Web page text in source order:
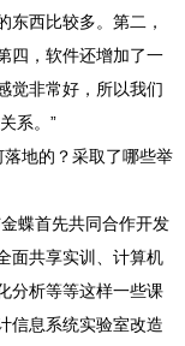
东西比较多。第二，
四，软件还增加了一
觉非常好，所以我们
系。”
地的？采取了哪些举
蝶首先共同合作开发
面共享实训、计算机
分析等等这样一些课
信息系统实验室改造